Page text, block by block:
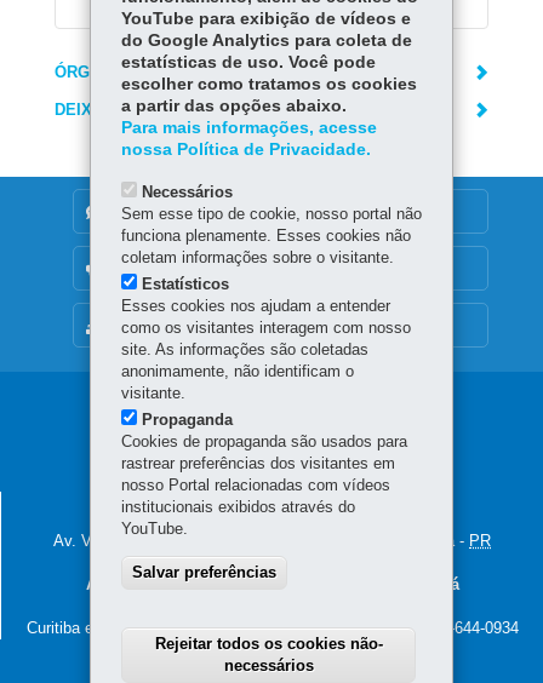
ÓRGÃO RESPONSÁVEL
DEIXE SUA OPINIÃO
MAPA DO SITE
DENUNCIE CORRUPÇÃO
OUVIDORIA
Navegação
principal
SECRETARIA DA FAZENDA
Av. Vicente Machado, 445 - Centro Curitiba- PR
Atendimento telefônico do Programa Nota Paraná
Curitiba e região:(41) 3200-5004- Demais localidades: 0800-644-0934
YouTube para exibição de vídeos e
do Google Analytics para coleta de
estatísticas de uso. Você pode
escolher como tratamos os cookies
a partir das opções abaixo.
Para mais informações, acesse
nossa Política de Privacidade.
Necessários
Sem esse tipo de cookie, nosso portal não
funciona plenamente. Esses cookies não
coletam informações sobre o visitante.
Estatísticos
Esses cookies nos ajudam a entender
como os visitantes interagem com nosso
site. As informações são coletadas
anonimamente, não identificam o
visitante.
Propaganda
Cookies de propaganda são usados para
rastrear preferências dos visitantes em
nosso Portal relacionadas com vídeos
institucionais exibidos através do
YouTube.
Salvar preferências
Rejeitar todos os cookies não-
necessários